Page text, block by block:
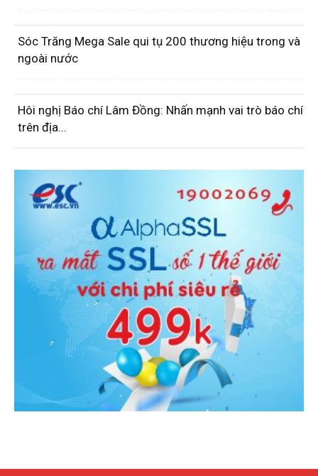
Sóc Trăng Mega Sale qui tụ 200 thương hiệu trong và
ngoài nước
Hôi nghị Báo chí Lâm Đồng: Nhấn mạnh vai trò báo chí
trên địa...